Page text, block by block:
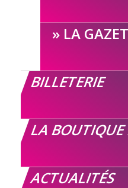
LA
BILLETERIE
LA BOUTIQUE
ACTUALITÉS